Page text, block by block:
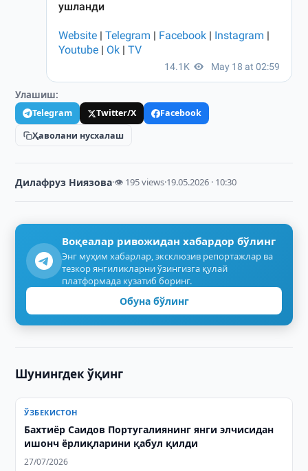
Улашиш:
Telegram Twitter/X
Facebook
Ҳаволани нусхалаш
Дилафруз Ниязова·👁 195 views·19.05.2026 · 10:30
Воқеалар ривожидан хабардор бўлинг
Энг муҳим хабарлар, эксклюзив репортажлар ва
тезкор янгиликларни ўзингизга қулай
платформада кузатиб боринг.
Обуна бўлинг
Шунингдек ўқинг
ЎЗБЕКИСТОН
Бахтиёр Саидов Португалиянинг янги элчисидан
ишонч ёрлиқларини қабул қилди
27/07/2026